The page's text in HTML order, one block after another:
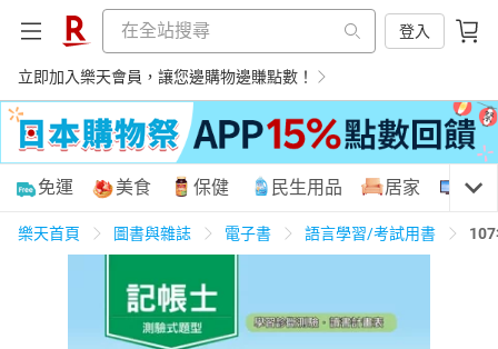
登入
立即加入樂天會員，讓您邊購物邊賺點數！
購物網分類
美食蛋糕
免運 美食 保健 民生用品 居家 3C
樂天首頁 圖書與雜誌 電子書 語言學習/考試用書